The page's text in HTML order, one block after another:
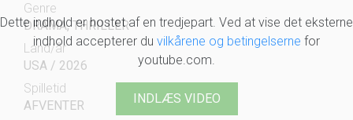
Dette indhold er hostet af en tredjepart. Ved at vise det eksterne
indhold accepterer du vilkårene og betingelserne for
youtube.com.
INDLÆS VIDEO
Genre
DRAMA, THRILLER
Land/år
USA / 2026
Spilletid
AFVENTER